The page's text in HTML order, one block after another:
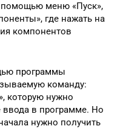
помощью меню «Пуск»,
где нажать на
компонентов
программы
команду:
которую нужно
в программе. Но
нужно получить